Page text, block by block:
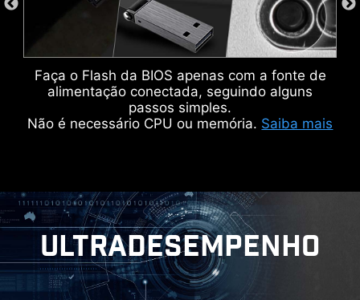
Faça o Flash da BIOS apenas com a fonte de
alimentação conectada, seguindo alguns
passos simples.
Não é necessário CPU ou memória. Saiba mais
headers ARGB e o header pump sys são
destacados em branco, já o conector PCIe de
8 pinos é marcado em cinza, tornando a
organização de cabos mais eficiente.
ULTRADESEMPENHO